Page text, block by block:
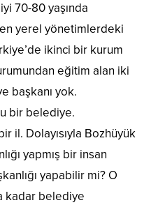
70-80 yaşında
yerel yönetimlerdeki
ikinci bir kurum
eğitim alan iki
başkanı yok.
bir belediye.
il. Dolayısıyla Bozhüyük
yapmış bir insan
yapabilir mi? O
kadar belediye